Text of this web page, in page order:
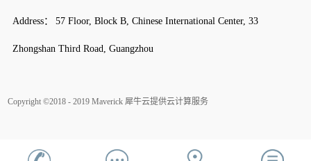
Address： 57 Floor, Block B, Chinese International Center, 33
Zhongshan Third Road, Guangzhou
Copyright ©2018 - 2019 Maverick 犀牛云提供云计算服务